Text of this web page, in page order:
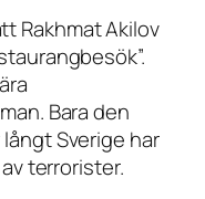
Rakhmat Akilov
Bara den
Sverige har
terrorister.